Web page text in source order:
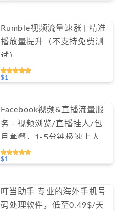
Rumble视频流量速涨 | 精准
播放量提升（不支持免费测
试）
$1
Facebook视频&直播流量服
务 - 视频浏览/直播挂人/包
月套餐，1-5分钟极速上人
（不支持免费测试）
$1
叮当助手 专业的海外手机号
码处理软件，低至0.49$/天